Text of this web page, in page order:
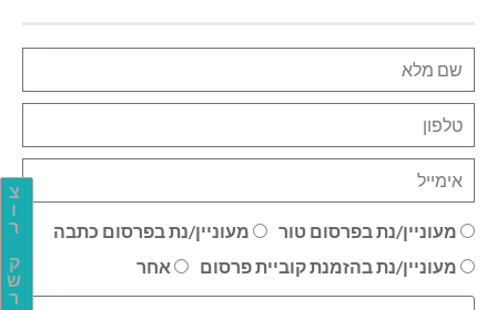
צ
ו
ר
ק
ש
ר
מעוניין/נת בפרסום טור
מעוניין/נת בפרסום כתבה
מעוניין/נת בהזמנת קוביית פרסום
אחר